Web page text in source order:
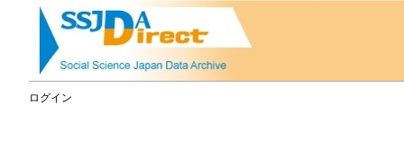
ログイン